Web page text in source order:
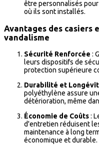
être personnalisés
où ils sont installés.
Avantages des casiers
vandalisme
Sécurité Renforcée :
leurs dispositifs de
protection supérieure
Durabilité et
polyéthylène assure
détérioration, même
Économie de Coûts:
d'entretien réduisent
maintenance à long
économique et durable.